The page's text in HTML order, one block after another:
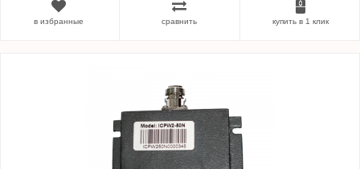
в избранные сравнить купить в 1 клик